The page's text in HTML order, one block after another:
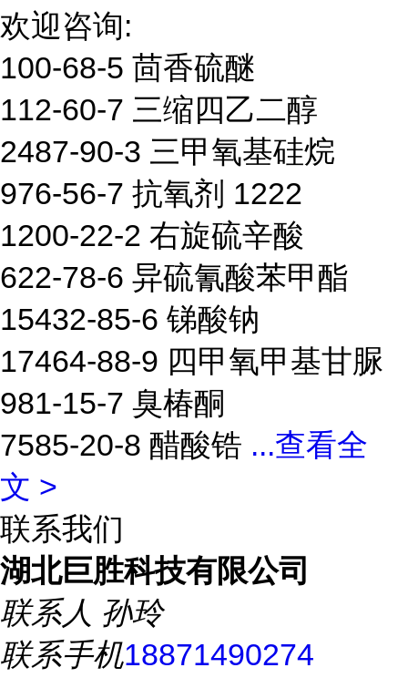
欢迎咨询:
100-68-5 茴香硫醚
112-60-7 三缩四乙二醇
2487-90-3 三甲氧基硅烷
976-56-7 抗氧剂 1222
1200-22-2 右旋硫辛酸
622-78-6 异硫氰酸苯甲酯
15432-85-6 锑酸钠
17464-88-9 四甲氧甲基甘脲
981-15-7 臭椿酮
7585-20-8 醋酸锆 ...查看全
文 >
联系我们
湖北巨胜科技有限公司
联系人 孙玲
联系手机18871490274